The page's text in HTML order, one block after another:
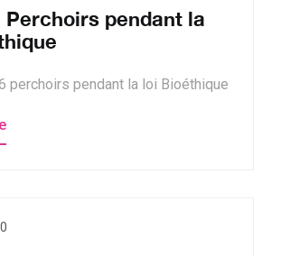
Perchoirs pendant la
perchoirs pendant la loi Bioéthique